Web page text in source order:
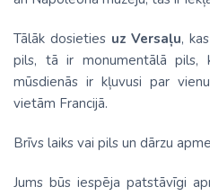
Tālāk dosieties uz Versaļu,
pils, tā ir monumentālā pils,
mūsdienās ir kļuvusi par
vietām Francijā.
Brīvs laiks vai pils un dārzu
Jums būs iespēja patstāvīgi